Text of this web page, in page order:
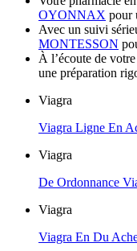
OYONNAX pour
Avec un suivi
MONTESSON
À l’écoute de votre
une préparation
Viagra
Viagra Ligne En
Viagra
De Ordonnance
Viagra
Viagra En Du